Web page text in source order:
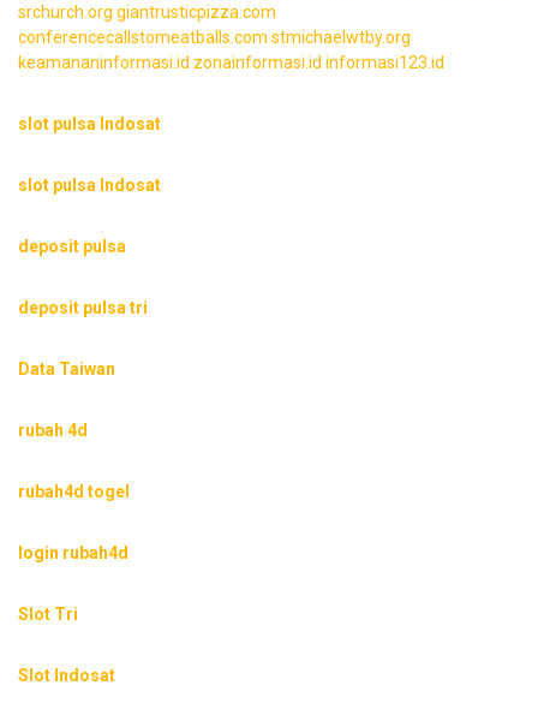
srchurch.org giantrusticpizza.com
conferencecallstomeatballs.com stmichaelwtby.org
keamananinformasi.id zonainformasi.id informasi123.id
slot pulsa Indosat
slot pulsa Indosat
deposit pulsa
deposit pulsa tri
Data Taiwan
rubah 4d
rubah4d togel
login rubah4d
Slot Tri
Slot Indosat